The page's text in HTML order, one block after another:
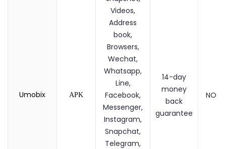
Umobix APK
Videos,
Address
book,
Browsers,
Wechat,
Whatsapp,
Line,
Facebook,
Messenger,
Instagram,
Snapchat,
Telegram,
14-day
money
back
guarantee
NO